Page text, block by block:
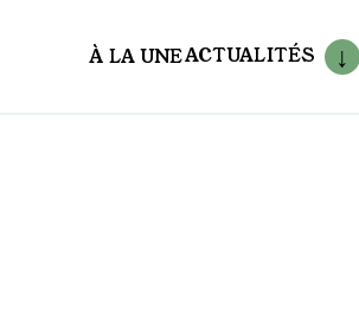
À LA UNEACTUALITÉS